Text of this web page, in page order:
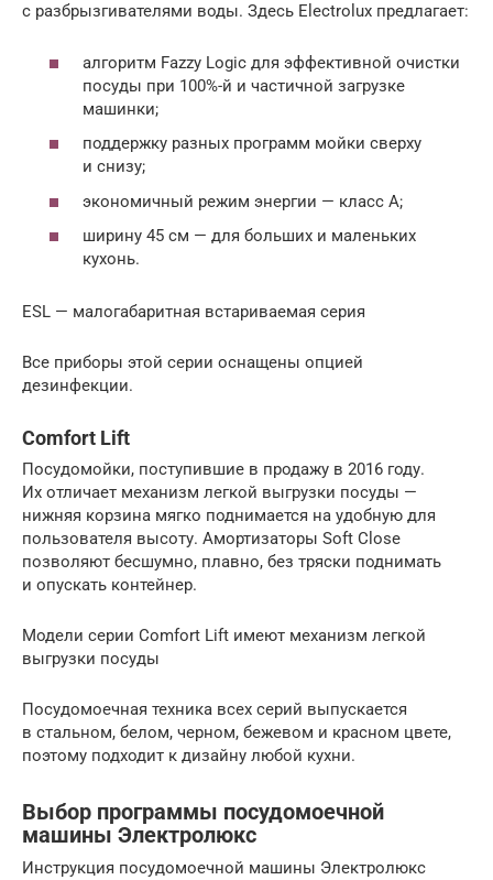
с разбрызгивателями воды. Здесь Electrolux предлагает:
алгоритм Fazzy Logic для эффективной очистки
посуды при 100%-й и частичной загрузке
машинки;
поддержку разных программ мойки сверху
и снизу;
экономичный режим энергии — класс А;
ширину 45 см — для больших и маленьких
кухонь.
ESL — малогабаритная встариваемая серия
Все приборы этой серии оснащены опцией
дезинфекции.
Comfort Lift
Посудомойки, поступившие в продажу в 2016 году.
Их отличает механизм легкой выгрузки посуды —
нижняя корзина мягко поднимается на удобную для
пользователя высоту. Амортизаторы Soft Close
позволяют бесшумно, плавно, без тряски поднимать
и опускать контейнер.
Модели серии Comfort Lift имеют механизм легкой
выгрузки посуды
Посудомоечная техника всех серий выпускается
в стальном, белом, черном, бежевом и красном цвете,
поэтому подходит к дизайну любой кухни.
Выбор программы посудомоечной
машины Электролюкс
Инструкция посудомоечной машины Электролюкс